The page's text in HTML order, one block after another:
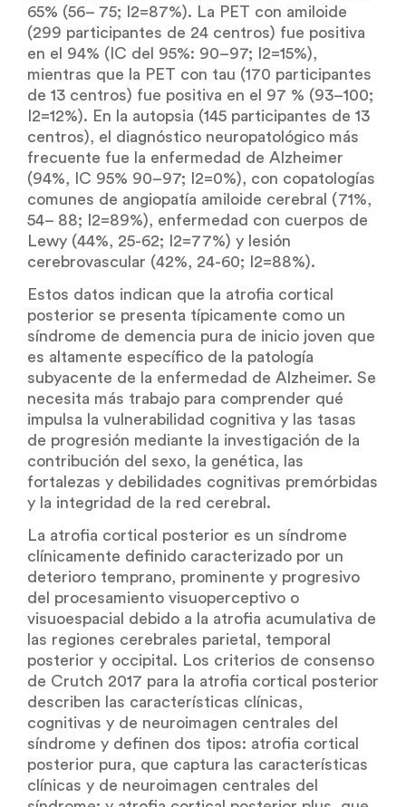
65% (56– 75; I2=87%). La PET con amiloide
(299 participantes de 24 centros) fue positiva
en el 94% (IC del 95%: 90–97; I2=15%),
mientras que la PET con tau (170 participantes
de 13 centros) fue positiva en el 97 % (93–100;
I2=12%). En la autopsia (145 participantes de 13
centros), el diagnóstico neuropatológico más
frecuente fue la enfermedad de Alzheimer
(94%, IC 95% 90–97; I2=0%), con copatologías
comunes de angiopatía amiloide cerebral (71%,
54– 88; I2=89%), enfermedad con cuerpos de
Lewy (44%, 25-62; I2=77%) y lesión
cerebrovascular (42%, 24-60; I2=88%).
Estos datos indican que la atrofia cortical
posterior se presenta típicamente como un
síndrome de demencia pura de inicio joven que
es altamente específico de la patología
subyacente de la enfermedad de Alzheimer. Se
necesita más trabajo para comprender qué
impulsa la vulnerabilidad cognitiva y las tasas
de progresión mediante la investigación de la
contribución del sexo, la genética, las
fortalezas y debilidades cognitivas premórbidas
y la integridad de la red cerebral.
La atrofia cortical posterior es un síndrome
clínicamente definido caracterizado por un
deterioro temprano, prominente y progresivo
del procesamiento visuoperceptivo o
visuoespacial debido a la atrofia acumulativa de
las regiones cerebrales parietal, temporal
posterior y occipital. Los criterios de consenso
de Crutch 2017 para la atrofia cortical posterior
describen las características clínicas,
cognitivas y de neuroimagen centrales del
síndrome y definen dos tipos: atrofia cortical
posterior pura, que captura las características
clínicas y de neuroimagen centrales del